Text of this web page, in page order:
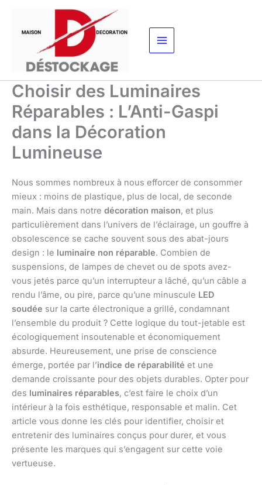
contenu
Choisir des Luminaires
Réparables : L’Anti-Gaspi
dans la Décoration
Lumineuse
Nous sommes nombreux à nous efforcer de consommer
mieux : moins de plastique, plus de local, de seconde
main. Mais dans notre décoration maison, et plus
particulièrement dans l’univers de l’éclairage, un gouffre à
obsolescence se cache souvent sous des abat-jours
design : le luminaire non réparable. Combien de
suspensions, de lampes de chevet ou de spots avez-
vous jetés parce qu’un interrupteur a lâché, qu’un câble a
rendu l’âme, ou pire, parce qu’une minuscule LED
soudée sur la carte électronique a grillé, condamnant
l’ensemble du produit ? Cette logique du tout-jetable est
écologiquement insoutenable et économiquement
absurde. Heureusement, une prise de conscience
émerge, portée par l’indice de réparabilité et une
demande croissante pour des objets durables. Opter pour
des luminaires réparables, c’est faire le choix d’un
intérieur à la fois esthétique, responsable et malin. Cet
article vous donne les clés pour identifier, choisir et
entretenir des luminaires conçus pour durer, et vous
présente les marques qui s’engagent sur cette voie
vertueuse.